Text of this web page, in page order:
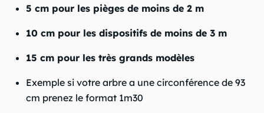
5 cm pour les pièges de moins de 2 m
10 cm pour les dispositifs de moins de 3 m
15 cm pour les très grands modèles
Exemple si votre arbre a une circonférence de 93
cm prenez le format 1m30